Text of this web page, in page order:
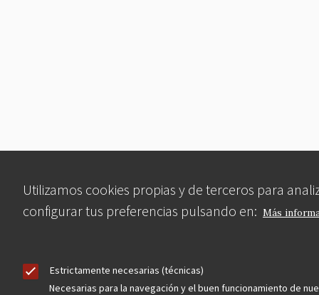
Utilizamos cookies propias y de terceros para
configurar tus preferencias pulsando en: Más
Estrictamente necesarias (técnicas)
Necesarias para la navegación y el buen funcionamiento de